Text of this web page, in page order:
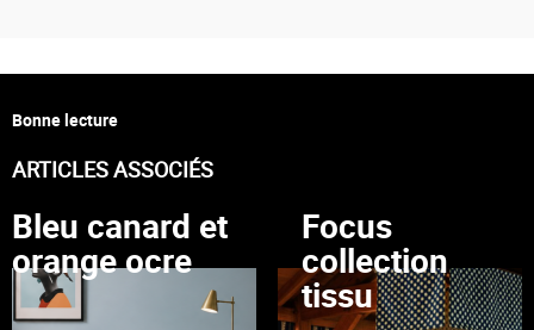
Bonne lecture
ARTICLES ASSOCIÉS
Bleu canard et
orange ocre
Focus
collection
tissu